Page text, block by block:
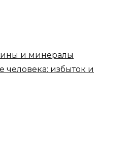
и минералы
человека: избыток и